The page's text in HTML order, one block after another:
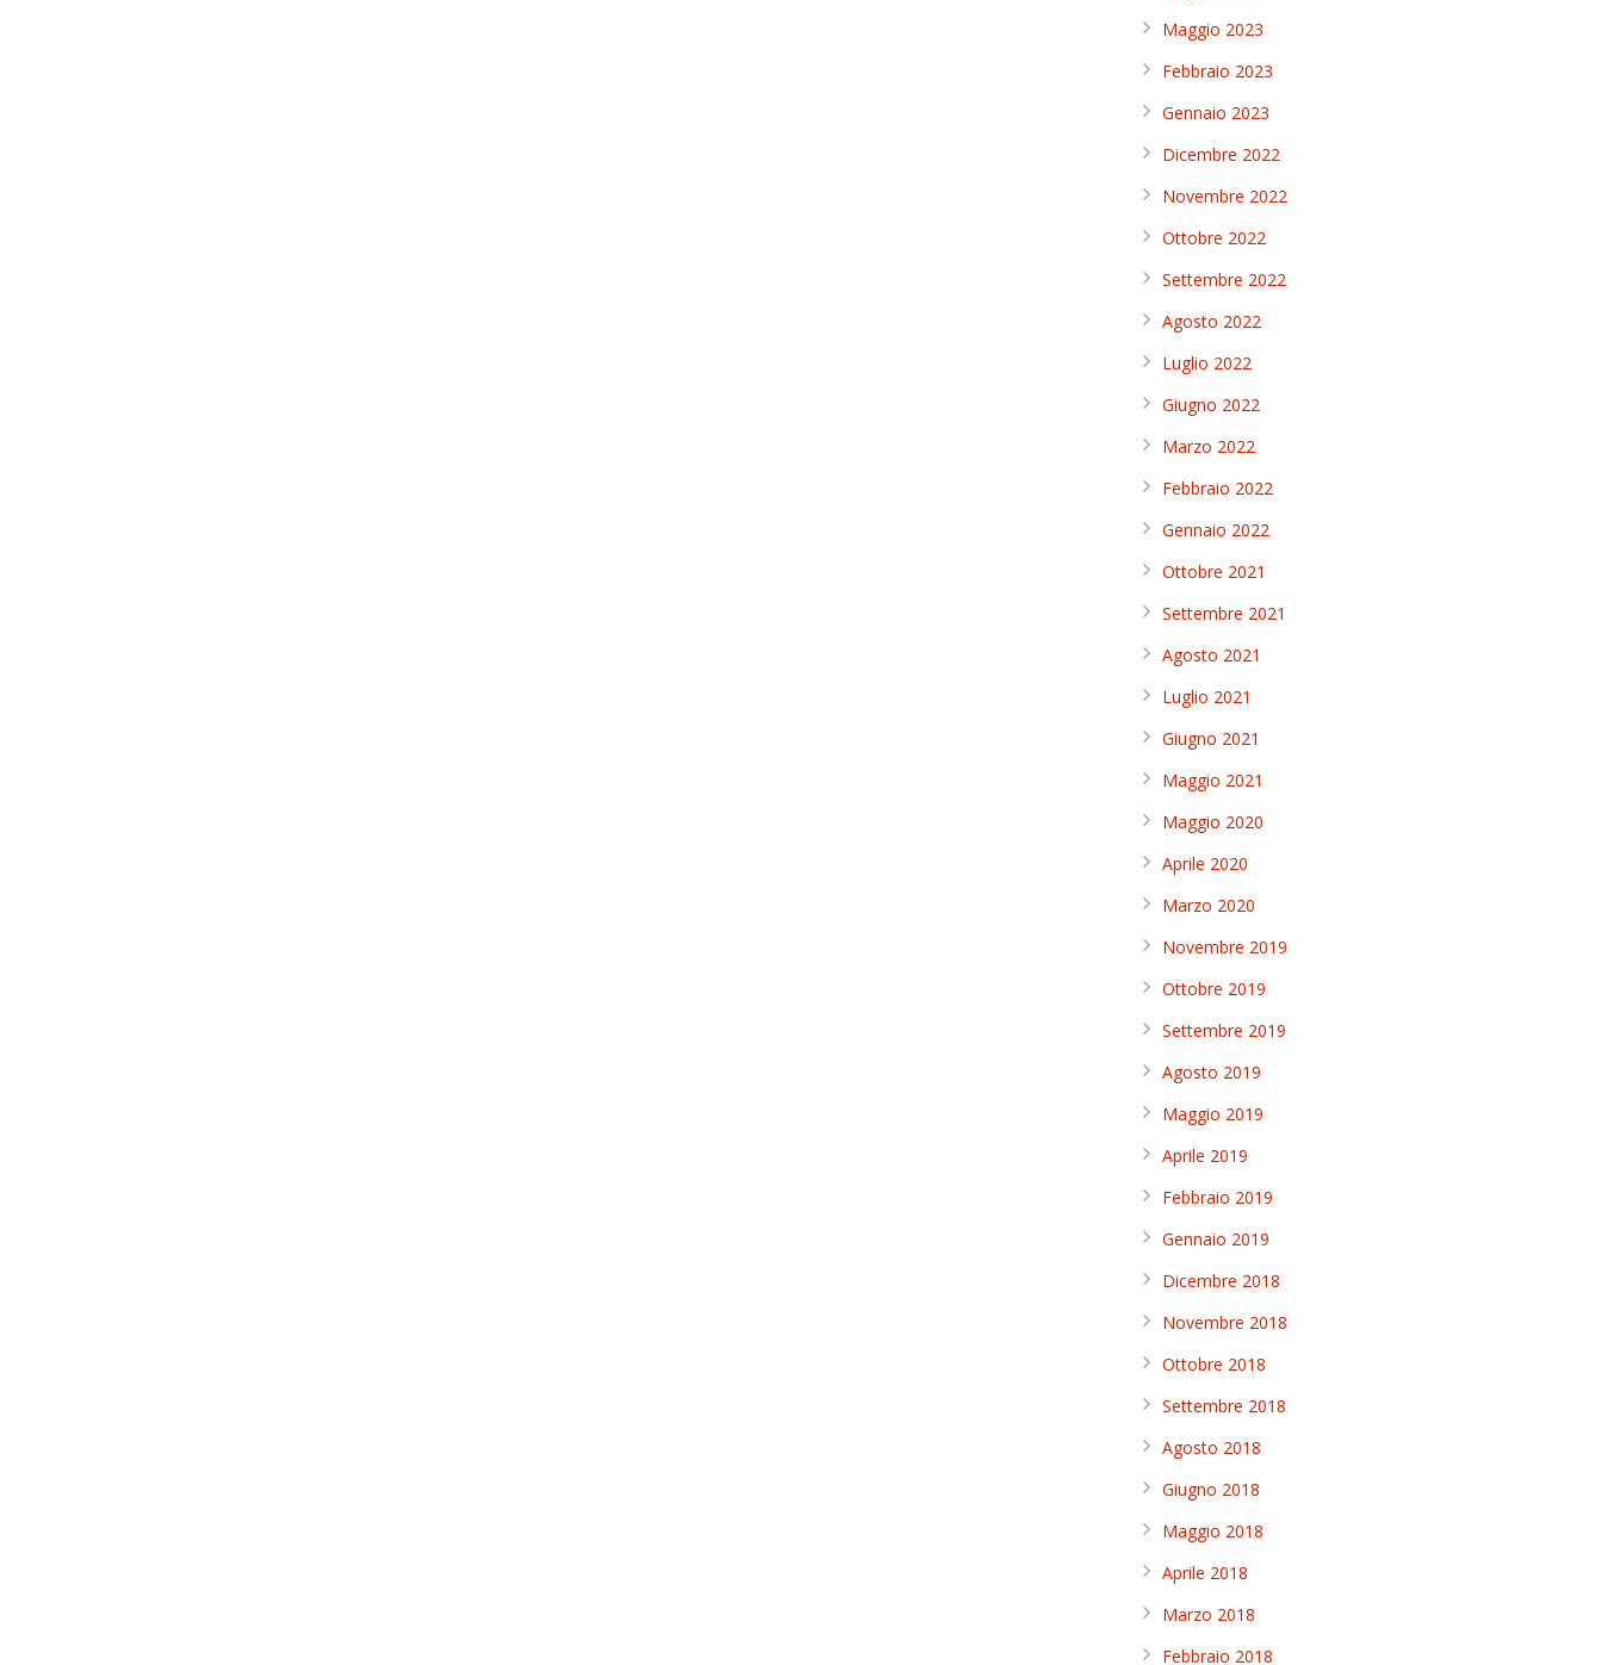
Maggio 2023
Febbraio 2023
Gennaio 2023
Dicembre 2022
Novembre 2022
Ottobre 2022
Settembre 2022
Agosto 2022
Luglio 2022
Giugno 2022
Marzo 2022
Febbraio 2022
Gennaio 2022
Ottobre 2021
Settembre 2021
Agosto 2021
Luglio 2021
Giugno 2021
Maggio 2021
Maggio 2020
Aprile 2020
Marzo 2020
Novembre 2019
Ottobre 2019
Settembre 2019
Agosto 2019
Maggio 2019
Aprile 2019
Febbraio 2019
Gennaio 2019
Dicembre 2018
Novembre 2018
Ottobre 2018
Settembre 2018
Agosto 2018
Giugno 2018
Maggio 2018
Aprile 2018
Marzo 2018
Febbraio 2018